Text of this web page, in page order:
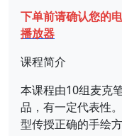
下单前请确认您的
播放器
课程简介
本课程由10组麦克
品，有一定代表性
型传授正确的手绘方